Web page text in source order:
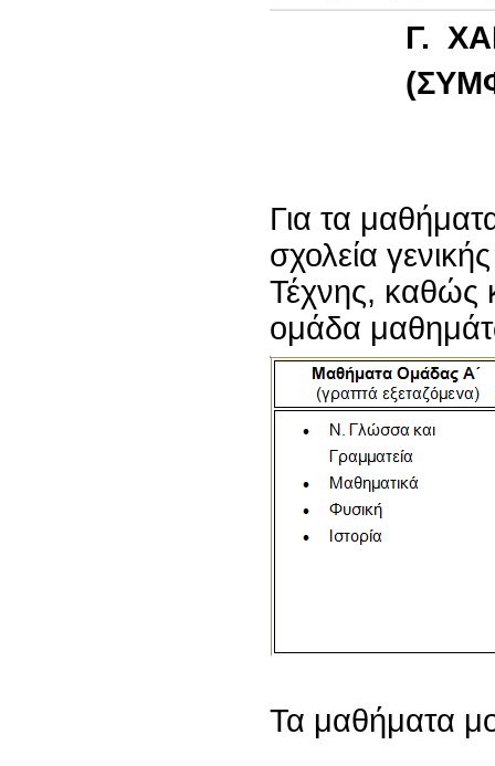
Γ.
Για τα μαθήματα
σχολεία
Τέχνης, καθώς
ομάδα
Τα μαθήματα